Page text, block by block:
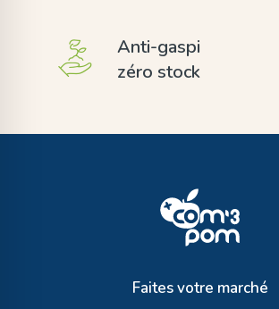
Anti-gaspi
zéro stock
Faites votre marché